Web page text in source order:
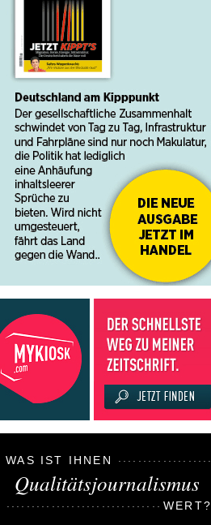
WAS IST IHNEN
Qualitätsjournalismus
WERT?